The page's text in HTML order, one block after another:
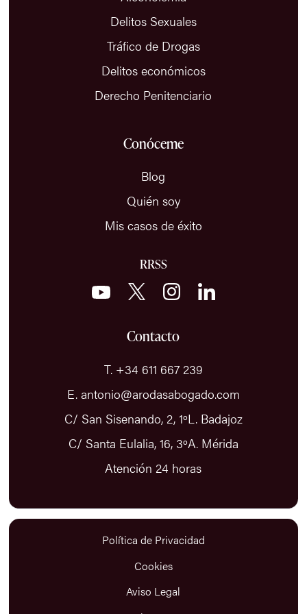
Delitos Sexuales
Tráfico de Drogas
Delitos económicos
Derecho Penitenciario
Conóceme
Blog
Quién soy
Mis casos de éxito
RRSS
Contacto
T. +34 611 667 239
E. antonio@arodasabogado.com
C/ San Sisenando, 2, 1ºL. Badajoz
C/ Santa Eulalia, 16, 3ºA. Mérida
Atención 24 horas
Política de Privacidad
Cookies
Aviso Legal